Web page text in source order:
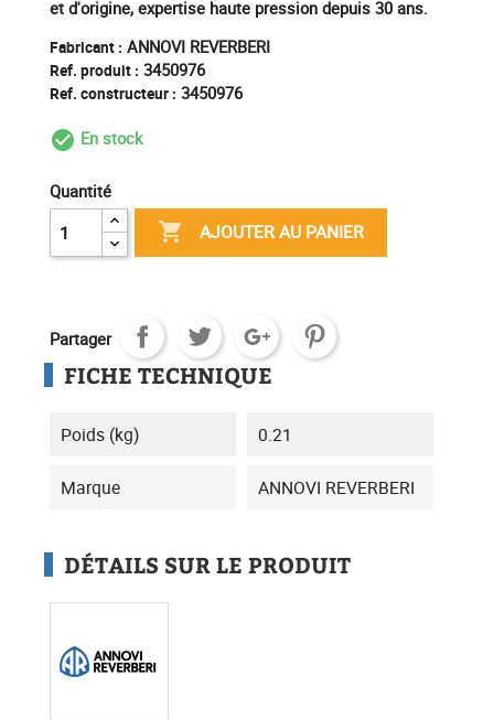
et d'origine, expertise haute pression depuis 30 ans.
Fabricant : ANNOVI REVERBERI
Ref. produit : 3450976
Ref. constructeur : 3450976
check_circle_outline
En stock
Quantité
 AJOUTER AU PANIER
Partager
FICHE TECHNIQUE
Poids (kg) 0.21
Marque ANNOVI REVERBERI
DÉTAILS SUR LE PRODUIT